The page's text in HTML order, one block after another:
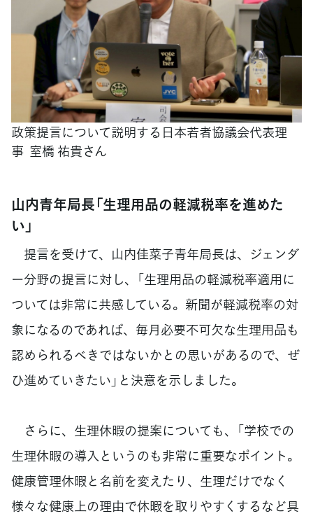
政策提言について説明する日本若者協議会代表理
事 室橋 祐貴さん
山内青年局長「生理用品の軽減税率を進めた
い」
提言を受けて、山内佳菜子青年局長は、ジェンダ
ー分野の提言に対し、「生理用品の軽減税率適用に
ついては非常に共感している。新聞が軽減税率の対
象になるのであれば、毎月必要不可欠な生理用品も
認められるべきではないかとの思いがあるので、ぜ
ひ進めていきたい」と決意を示しました。
さらに、生理休暇の提案についても、「学校での
生理休暇の導入というのも非常に重要なポイント。
健康管理休暇と名前を変えたり、生理だけでなく
様々な健康上の理由で休暇を取りやすくするなど具